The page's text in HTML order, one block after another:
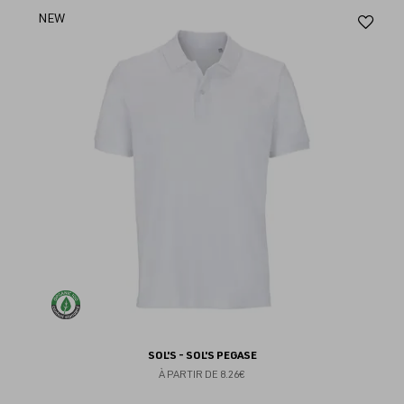
NEW
SOL'S - SOL'S PEGASE
À PARTIR DE 8.26€